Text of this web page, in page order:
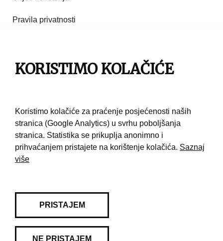
Pravila privatnosti
Pravila korištenja
KORISTIMO KOLAČIĆE
Koristimo kolačiće za praćenje posjećenosti naših
stranica (Google Analytics) u svrhu poboljšanja
stranica. Statistika se prikuplja anonimno i
prihvaćanjem pristajete na korištenje kolačića. Saznaj
više
PRISTAJEM
NE PRISTAJEM